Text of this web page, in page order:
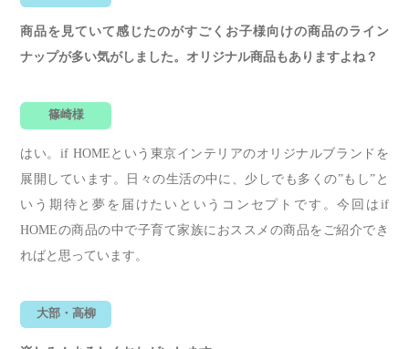
商品を見ていて感じたのがすごくお子様向けの商品のライン
ナップが多い気がしました。オリジナル商品もありますよね？
篠崎様
はい。if HOMEという東京インテリアのオリジナルブランドを
展開しています。日々の生活の中に、少しでも多くの”もし”と
いう期待と夢を届けたいというコンセプトです。今回はif
HOMEの商品の中で子育て家族におススメの商品をご紹介でき
ればと思っています。
大部・高柳